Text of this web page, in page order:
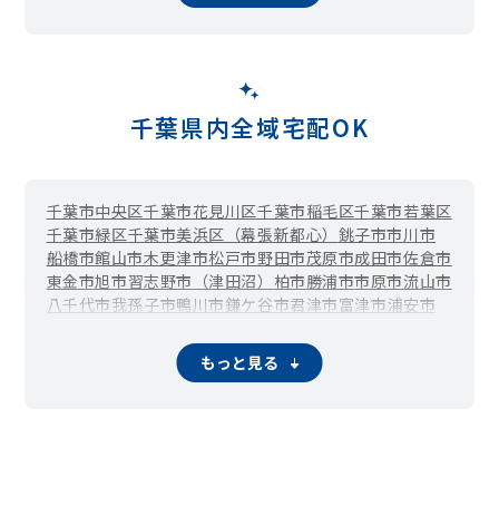
千葉県内全域宅配OK
千葉市中央区千葉市花見川区千葉市稲毛区千葉市若葉区
千葉市緑区千葉市美浜区（幕張新都心） 銚子市市川市
船橋市館山市木更津市松戸市野田市茂原市成田市佐倉市
東金市旭市習志野市（津田沼） 柏市勝浦市市原市流山市
八千代市我孫子市鴨川市鎌ケ谷市君津市富津市浦安市
いすみ市大網白里市酒々井町
九十九里町芝山町横芝光町
もっと見る